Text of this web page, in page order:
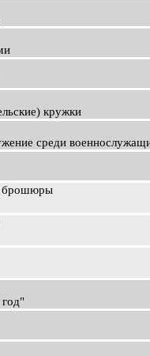
кружки
среди
брошюры